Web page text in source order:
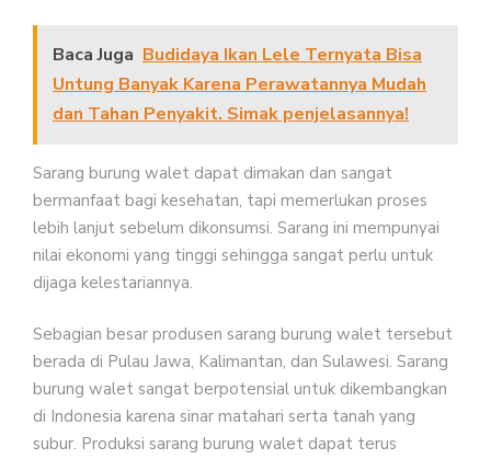
Baca Juga Budidaya Ikan Lele Ternyata Bisa
Untung Banyak Karena Perawatannya Mudah
dan Tahan Penyakit. Simak penjelasannya!
Sarang burung walet dapat dimakan dan sangat
bermanfaat bagi kesehatan, tapi memerlukan proses
lebih lanjut sebelum dikonsumsi. Sarang ini mempunyai
nilai ekonomi yang tinggi sehingga sangat perlu untuk
dijaga kelestariannya.
Sebagian besar produsen sarang burung walet tersebut
berada di Pulau Jawa, Kalimantan, dan Sulawesi. Sarang
burung walet sangat berpotensial untuk dikembangkan
di Indonesia karena sinar matahari serta tanah yang
subur. Produksi sarang burung walet dapat terus